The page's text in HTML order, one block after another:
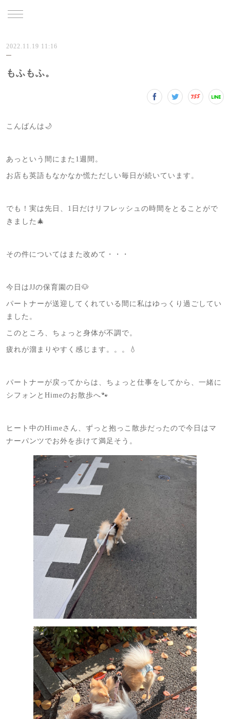
2022.11.19 11:16
もふもふ。
こんばんは🌙
あっという間にまた1週間。
お店も英語もなかなか慌ただしい毎日が続いています。
でも！実は先日、1日だけリフレッシュの時間をとることがで
きました🎄
その件についてはまた改めて・・・
今日はJJの保育園の日🐶
パートナーが送迎してくれている間に私はゆっくり過ごしてい
ました。
このところ、ちょっと身体が不調で。
疲れが溜まりやすく感じます。。。💧
パートナーが戻ってからは、ちょっと仕事をしてから、一緒に
シフォンとHimeのお散歩へ🐾
ヒート中のHimeさん、ずっと抱っこ散歩だったので今日はマ
ナーパンツでお外を歩けて満足そう。